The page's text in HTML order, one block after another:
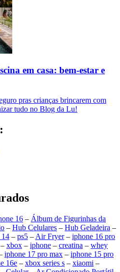
em casa: bem-estar e
pras crianças brincarem com
tudo no Blog da Lu!
16 – Álbum de Figurinhas da
– Hub Celulares – Hub Geladeira –
14 – ps5 – Air Fryer– iphone 16 pro
– xbox – iphone – creatina – whey
iphone 17 pro max – iphone 15 pro
16e – xbox series s – xiaomi –